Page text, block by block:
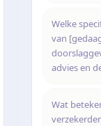
Welke
van
advies en
Wat